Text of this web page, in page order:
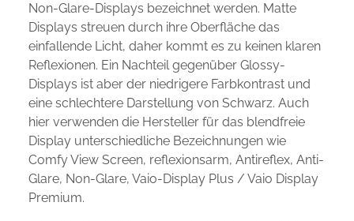
Non-Glare-Displays bezeichnet werden. Matte
Displays streuen durch ihre Oberfläche das
einfallende Licht, daher kommt es zu keinen klaren
Reflexionen. Ein Nachteil gegenüber Glossy-
Displays ist aber der niedrigere Farbkontrast und
eine schlechtere Darstellung von Schwarz. Auch
hier verwenden die Hersteller für das blendfreie
Display unterschiedliche Bezeichnungen wie
Comfy View Screen, reflexionsarm, Antireflex, Anti-
Glare, Non-Glare, Vaio-Display Plus / Vaio Display
Premium.